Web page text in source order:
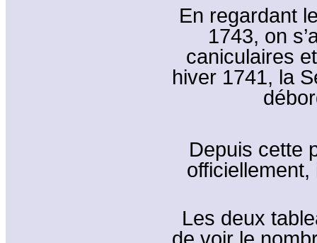
En regardant
1743, on
caniculaires
hiver 1741, la
Depuis cette
officiellement,
Les deux